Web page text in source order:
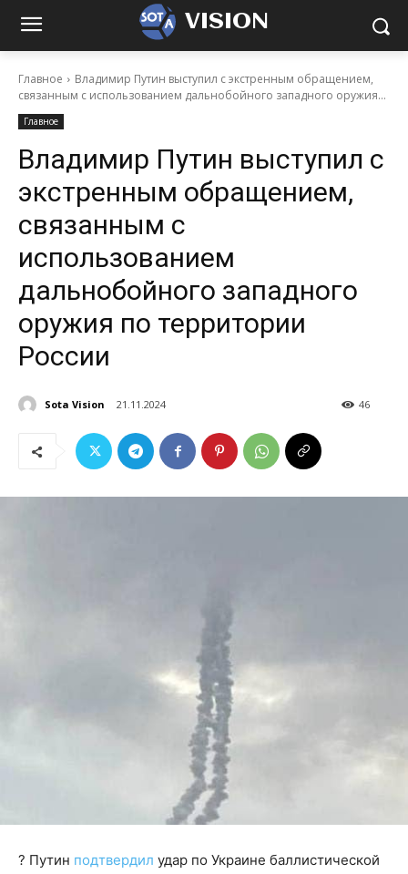
VISION
Главное
Владимир Путин выступил с экстренным обращением,
связанным с использованием дальнобойного западного оружия...
Главное
Владимир Путин выступил с
экстренным обращением,
связанным с
использованием
дальнобойного западного
оружия по территории
России
Sota Vision 21.11.2024 46
? Путин подтвердил удар по Украине баллистической